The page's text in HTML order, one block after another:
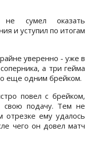
не сумел оказать
и уступил по итогам
уверенно - уже в
а три гейма
еще одним брейком.
повел с брейком,
свою подачу. Тем не
ему удалось
чего он довел матч